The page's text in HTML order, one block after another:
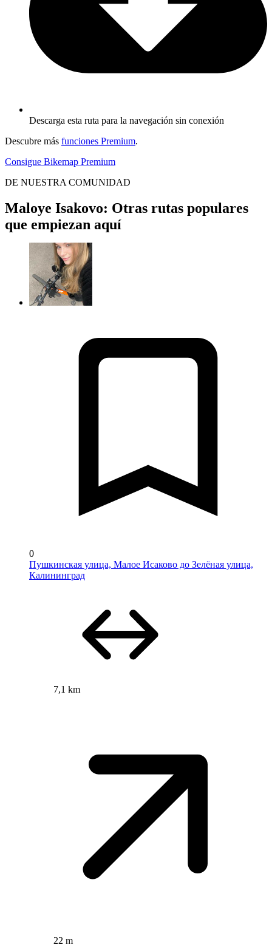
Descarga esta ruta para la navegación sin conexión
Descubre más funciones Premium.
Consigue Bikemap Premium
DE NUESTRA COMUNIDAD
Maloye Isakovo: Otras rutas populares
que empiezan aquí
0
Пушкинская улица, Малое Исаково до Зелёная улица,
Калининград
7,1 km
22 m